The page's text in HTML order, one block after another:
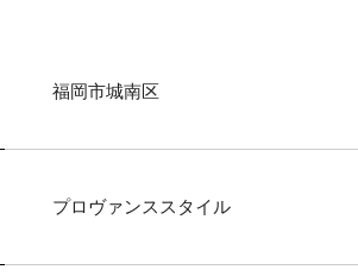
福岡市城南区
プロヴァンススタイル